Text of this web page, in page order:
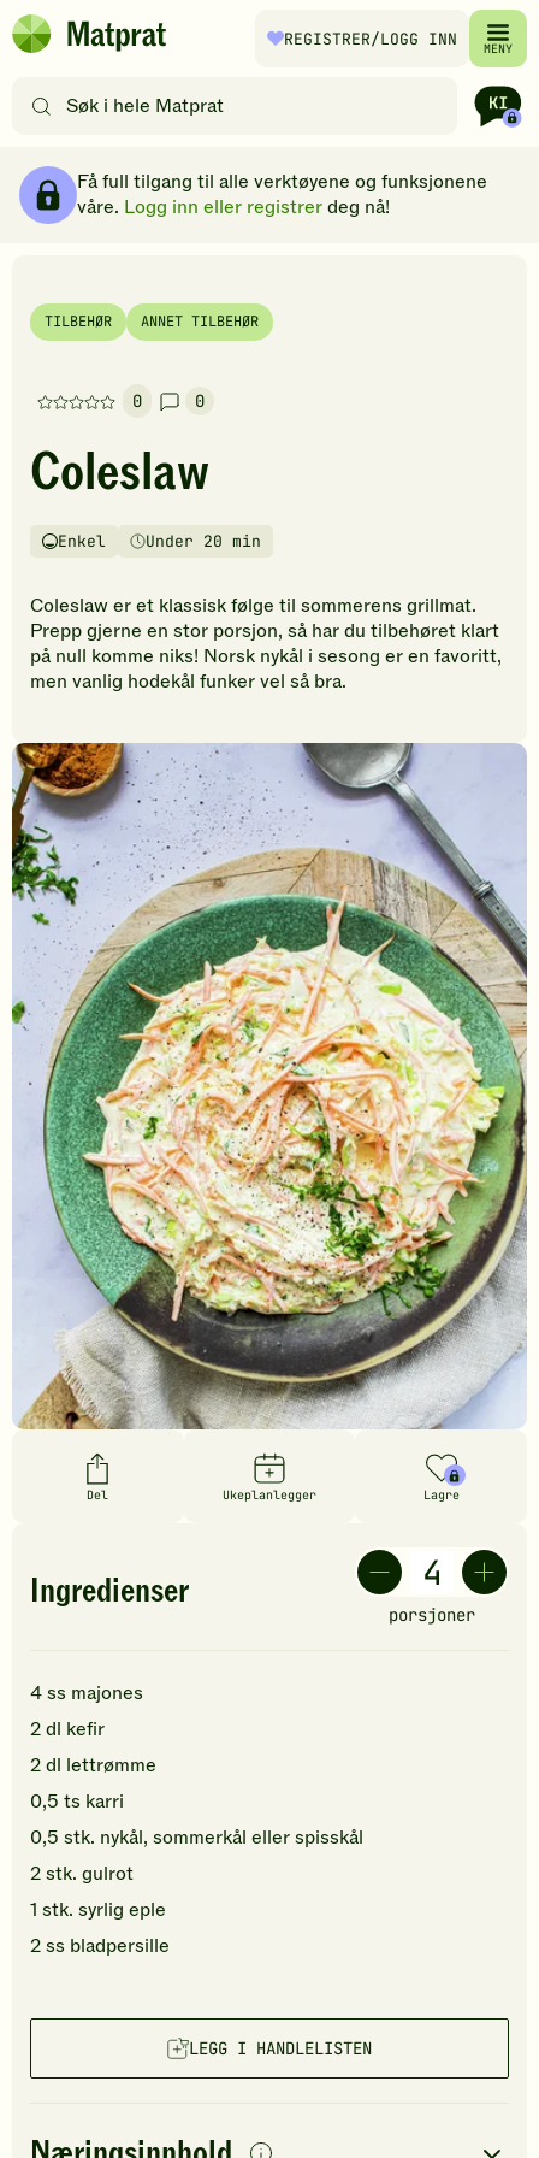
Hopp til hovedinnhold
Matprat
REGISTRER/LOGG INN MENY
etter
filtre
Få full tilgang til alle verktøyene og funksjonene
våre. Logg inn eller registrerdeg nå!
TILBEHØR ANNET TILBEHØR
0
Denne
har
foreløpig
vurderinger.
den
første
til
å
oppskriften.
0
Coleslaw
Vanskelighetsgrad
Enkel
TilberedningstidUnder 20 min
Coleslaw er et klassisk følge til sommerens grillmat.
Prepp gjerne en stor porsjon, så har du tilbehøret klart
på null komme niks! Norsk nykål i sesong er en favoritt,
men vanlig hodekål funker vel så bra.
Del Ukeplanlegger Lagre
Ingredienser
porsjoner
4ss majones
2dl kefir
2dl lettrømme
0,5 ts karri
0,5 stk. nykål, sommerkål eller spisskål
2stk. gulrot
1 stk. syrlig eple
2ss bladpersille
LEGG I HANDLELISTEN